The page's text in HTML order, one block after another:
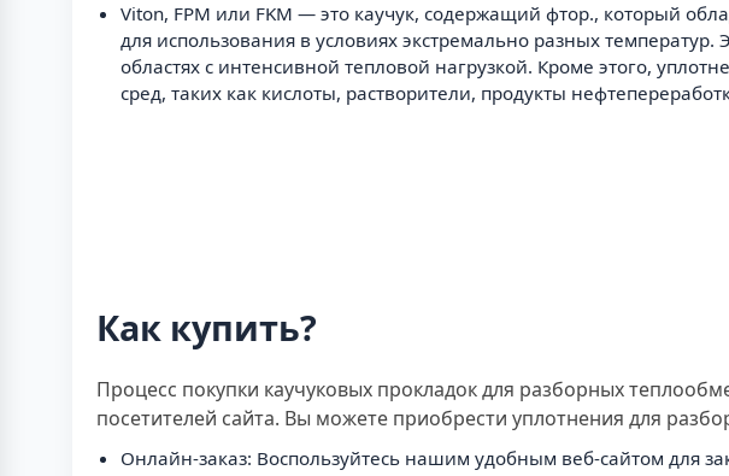
Viton, FPM или FKM — это каучук, содержащий фтор., который
для использования в условиях экстремально разных
областях с интенсивной тепловой нагрузкой. Кроме этого,
сред, таких как кислоты, растворители, продукты
Как купить?
Процесс покупки каучуковых прокладок для разборных
посетителей сайта. Вы можете приобрести уплотнения для
Онлайн-заказ: Воспользуйтесь нашим удобным веб-сайтом для